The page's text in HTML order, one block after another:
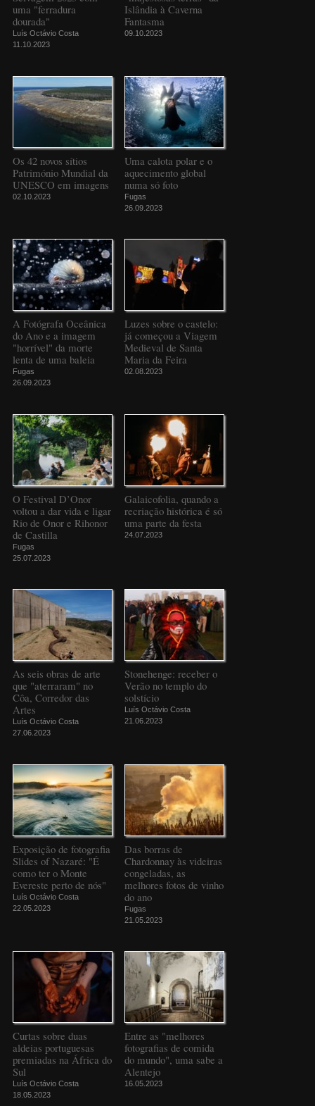
uma "ferradura
dourada"
Luís Octávio Costa
11.10.2023
Islândia à Caverna
Fantasma
09.10.2023
Os 42 novos sítios
Património Mundial da
UNESCO em imagens
02.10.2023
Uma calota polar e o
aquecimento global
numa só foto
Fugas
26.09.2023
A Fotógrafa Oceânica
do Ano e a imagem
"horrível" da morte
lenta de uma baleia
Fugas
26.09.2023
Luzes sobre o castelo:
já começou a Viagem
Medieval de Santa
Maria da Feira
02.08.2023
O Festival D’Onor
voltou a dar vida e ligar
Rio de Onor e Rihonor
de Castilla
Fugas
25.07.2023
Galaicofolia, quando a
recriação histórica é só
uma parte da festa
24.07.2023
As seis obras de arte
que "aterraram" no
Côa, Corredor das
Artes
Luís Octávio Costa
27.06.2023
Stonehenge: receber o
Verão no templo do
solstício
Luís Octávio Costa
21.06.2023
Exposição de fotografia
Slides of Nazaré: "É
como ter o Monte
Evereste perto de nós"
Luís Octávio Costa
22.05.2023
Das borras de
Chardonnay às videiras
congeladas, as
melhores fotos de vinho
do ano
Fugas
21.05.2023
Curtas sobre duas
aldeias portuguesas
premiadas na África do
Sul
Luís Octávio Costa
18.05.2023
Entre as "melhores
fotografias de comida
do mundo", uma sabe a
Alentejo
16.05.2023